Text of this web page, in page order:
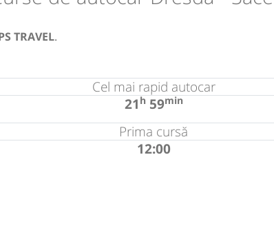
TRAVEL.
Cel mai rapid autocar
21h 59min
Prima cursă
12:00